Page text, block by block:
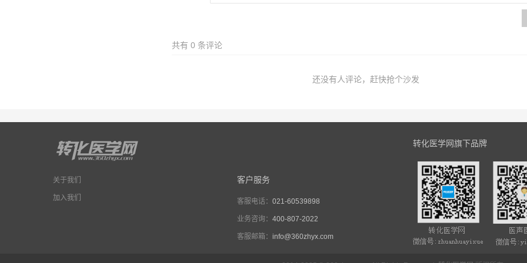
共有 0 条评论
还没有人评论，赶快抢个沙发
关于我们
加入我们
客户服务
客服电话： 021-60539898
业务咨询： 400-807-2022
客服邮箱： info@360zhyx.com
转化医学网旗下品牌